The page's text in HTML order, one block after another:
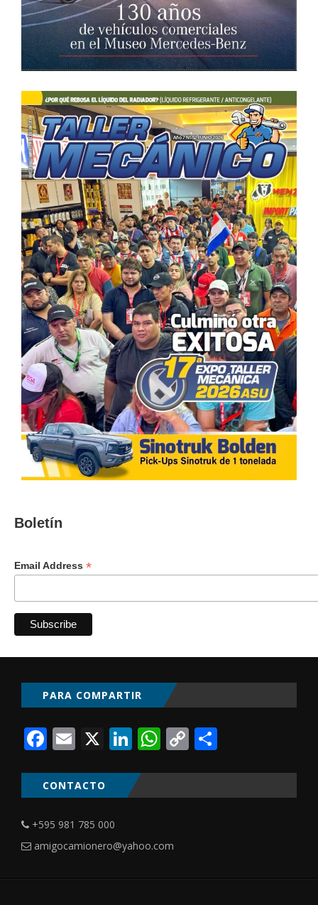
Boletín
Email Address *
PARA COMPARTIR
Facebook
Email
X LinkedIn
WhatsApp
Copy
CONTACTO
+595 981 785 000
amigocamionero@yahoo.com